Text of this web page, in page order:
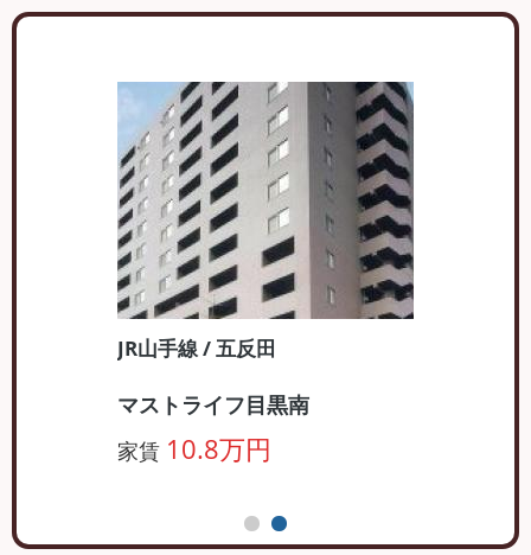
JR山手線 / 五反田
マストライフ目黒南
家賃 10.8万円